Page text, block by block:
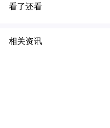
看了还看
相关资讯